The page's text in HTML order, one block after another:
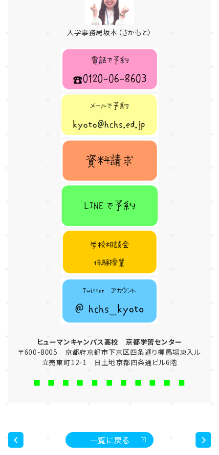
入学事務局坂本（さかもと）
ヒューマンキャンパス高校 京都学習センター
〒600-8005 京都府京都市下京区四条通り柳馬場東入ル
立売東町12-1 日土地京都四条通ビル6階
■ ■ ■ ■ ■ ■ ■ ■ ■ ■ ■
一覧に戻る